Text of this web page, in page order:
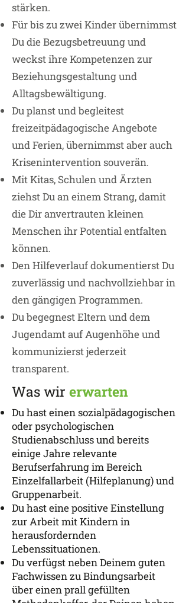
stärken.
Für bis zu zwei Kinder übernimmst
Du die Bezugsbetreuung und
weckst ihre Kompetenzen zur
Beziehungsgestaltung und
Alltagsbewältigung.
Du planst und begleitest
freizeitpädagogische Angebote
und Ferien, übernimmst aber auch
Krisenintervention souverän.
Mit Kitas, Schulen und Ärzten
ziehst Du an einem Strang, damit
die Dir anvertrauten kleinen
Menschen ihr Potential entfalten
können.
Den Hilfeverlauf dokumentierst Du
zuverlässig und nachvollziehbar in
den gängigen Programmen.
Du begegnest Eltern und dem
Jugendamt auf Augenhöhe und
kommunizierst jederzeit
transparent.
Was wir erwarten
Du hast einen sozialpädagogischen
oder psychologischen
Studienabschluss und bereits
einige Jahre relevante
Berufserfahrung im Bereich
Einzelfallarbeit (Hilfeplanung) und
Gruppenarbeit.
Du hast eine positive Einstellung
zur Arbeit mit Kindern in
herausfordernden
Lebenssituationen.
Du verfügst neben Deinem guten
Fachwissen zu Bindungsarbeit
über einen prall gefüllten